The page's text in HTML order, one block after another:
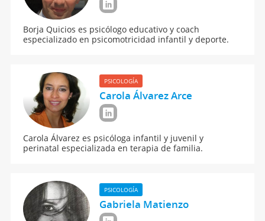
Borja Quicios es psicólogo educativo y coach
especializado en psicomotricidad infantil y deporte.
PSICOLOGÍA
Carola Álvarez Arce
Carola Álvarez es psicóloga infantil y juvenil y
perinatal especializada en terapia de familia.
PSICOLOGÍA
Gabriela Matienzo